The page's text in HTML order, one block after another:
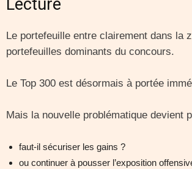
Lecture
Le portefeuille entre clairement dans la
portefeuilles dominants du concours.
Le Top 300 est désormais à portée
Mais la nouvelle problématique devient
faut-il sécuriser les gains ?
ou continuer à pousser l’exposition